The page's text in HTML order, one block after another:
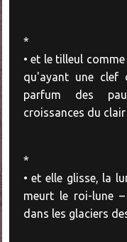
*
• et le tilleul
qu'ayant une clef
parfum des
croissances du clair
*
• et elle glisse, la
meurt le roi-lune
dans les glaciers